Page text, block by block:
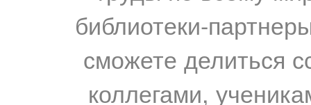
библиотеки-
сможете делиться
коллегами,